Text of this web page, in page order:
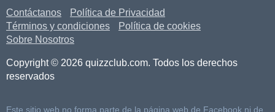
Contáctanos
Política de Privacidad
Términos y condiciones
Política de cookies
Sobre Nosotros
Copyright © 2026 quizzclub.com. Todos los derechos
reservados
Este sitio web no forma parte de la página web de Facebook ni de